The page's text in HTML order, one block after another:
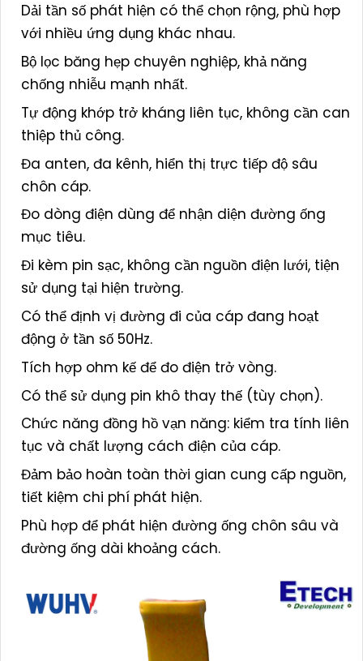
Dải tần số phát hiện có thể chọn rộng, phù hợp
với nhiều ứng dụng khác nhau.
Bộ lọc băng hẹp chuyên nghiệp, khả năng
chống nhiễu mạnh nhất.
Tự động khớp trở kháng liên tục, không cần can
thiệp thủ công.
Đa anten, đa kênh, hiển thị trực tiếp độ sâu
chôn cáp.
Đo dòng điện dùng để nhận diện đường ống
mục tiêu.
Đi kèm pin sạc, không cần nguồn điện lưới, tiện
sử dụng tại hiện trường.
Có thể định vị đường đi của cáp đang hoạt
động ở tần số 50Hz.
Tích hợp ohm kế để đo điện trở vòng.
Có thể sử dụng pin khô thay thế (tùy chọn).
Chức năng đồng hồ vạn năng: kiểm tra tính liên
tục và chất lượng cách điện của cáp.
Đảm bảo hoàn toàn thời gian cung cấp nguồn,
tiết kiệm chi phí phát hiện.
Phù hợp để phát hiện đường ống chôn sâu và
đường ống dài khoảng cách.